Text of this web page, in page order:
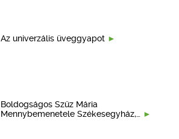
Az univerzális üveggyapot
Boldogságos Szűz Mária
Mennybemenetele Székesegyház,…